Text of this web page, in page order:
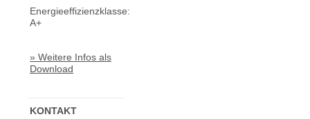
Energieeffizienzklasse:
A+
» Weitere Infos als
Download
KONTAKT